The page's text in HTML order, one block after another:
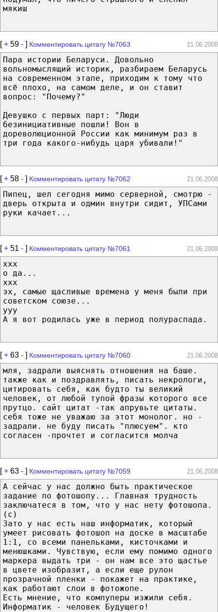
мякиш
[+ 59 - ] Комментировать цитату №7063 21.06.2008
Пара истории Беларуси. Довольно
вольномыслящий историк, разбираем Беларусь
на современном этапе, приходим к тому что
всё плохо, на самом деле, и он ставит
вопрос: "Почему?"
Девушко с первых парт: "Люди
безинициативные пошли! Вон в
дореволюционной России как минимум раз в
три года какого-нибудь царя убивали!"
[+ 58 - ] Комментировать цитату №7062 21.06.2008
Пипец, шел сегодня мимо серверной, смотрю -
дверь открыта и одмин внутри сидит, УПСами
руки качает...
[+ 51 - ] Комментировать цитату №7061 21.06.2008
ххх
о да...
ххх
эх, самые щасливые времена у меня были при
советском союзе...
ууу
А я вот родилась уже в период полураспада.
[+ 63 - ] Комментировать цитату №7060 21.06.2008
мля, задрали выяснять отношения на баше.
также как и поздравлять, писать некрологи,
цитировать себя, как будто ты великий
человек, от любой тупой фразы которого все
прутцо. сайт цитат -так апрувьте цитаты.
себя тоже не уважаю за этот монолог. но -
задрали. не буду писать "плюсуем". кто
согласен -прочтет и согласится молча
[+ 63 - ] Комментировать цитату №7059 21.06.2008
А сейчас у нас должно быть практическое
задание по фотошопу... Главная трудность
заключатеся в том, что у нас нету фотошопа.
(с)
Зато у нас есть наш информатик, который
умеет рисовать фотошоп на доске в масштабе
1:1, со всеми панельками, кисточками и
менюшками. Чувствую, если ему помимо одного
маркера выдать три - он нам все это щастье
в цвете изобразит, а если еще рулон
прозрачной пленки - покажет на практике,
как работают слои в фотожопе.
Есть мнение, что компуперы изжили себя.
Информатик - человек Будущего!